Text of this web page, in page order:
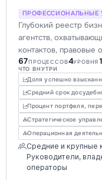
ПРОФЕССИОНАЛЬНЫЕ
Глубокий реестр
агентств,
контактов, правовые
для оптимизации
взыскания и
67ПРОЦЕССОВ4УРОВНЯ
ЧТО ВНУТРИ
Доля успешно
Средний срок
Процент портфеля,
Стратегическое
Операционная
Средние и крупные
Руководители,
операторы